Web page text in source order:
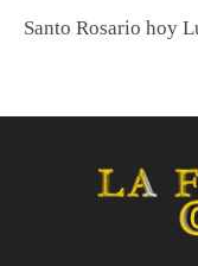
Santo Rosario hoy